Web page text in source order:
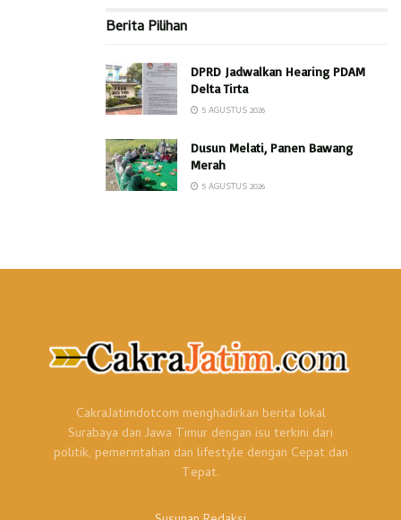
Berita Pilihan
DPRD Jadwalkan Hearing PDAM
Delta Tirta
5 AGUSTUS 2026
Dusun Melati, Panen Bawang
Merah
5 AGUSTUS 2026
CakraJatimdotcom menghadirkan berita lokal
Surabaya dan Jawa Timur dengan isu terkini dari
politik, pemerintahan dan lifestyle dengan Cepat dan
Tepat.